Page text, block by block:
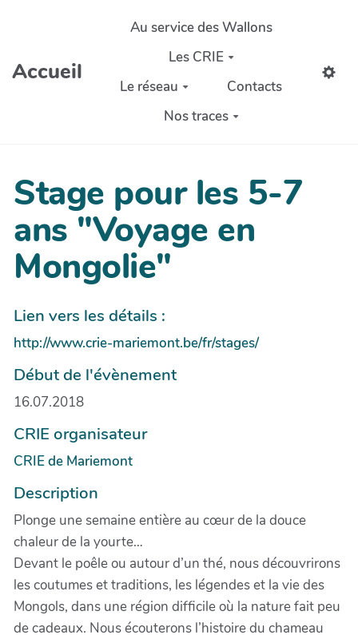
Aller au contenu principal
Accueil
Au service des Wallons
Les CRIE
Le réseau
Contacts
Nos traces
Stage pour les 5-7
ans "Voyage en
Mongolie"
Lien vers les détails :
http://www.crie-mariemont.be/fr/stages/
Début de l'évènement
16.07.2018
CRIE organisateur
CRIE de Mariemont
Description
Plonge une semaine entière au cœur de la douce
chaleur de la yourte…
Devant le poêle ou autour d’un thé, nous découvrirons
les coutumes et traditions, les légendes et la vie des
Mongols, dans une région difficile où la nature fait peu
de cadeaux. Nous écouterons l’histoire du chameau